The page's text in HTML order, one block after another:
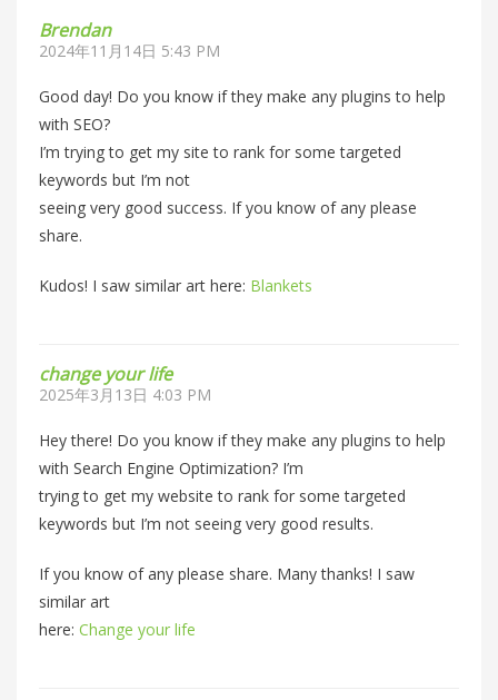
Brendan
2024年11月14日 5:43 PM
Good day! Do you know if they make any plugins to help
with SEO?
I’m trying to get my site to rank for some targeted
keywords but I’m not
seeing very good success. If you know of any please
share.
Kudos! I saw similar art here: Blankets
change your life
2025年3月13日 4:03 PM
Hey there! Do you know if they make any plugins to help
with Search Engine Optimization? I’m
trying to get my website to rank for some targeted
keywords but I’m not seeing very good results.
If you know of any please share. Many thanks! I saw
similar art
here: Change your life